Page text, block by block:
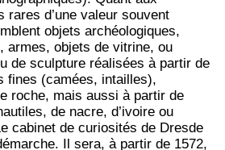
rares d’une valeur souvent
objets archéologiques,
armes, objets de vitrine, ou
de sculpture réalisées à partir de
fines (camées, intailles),
roche, mais aussi à partir de
de nacre, d’ivoire ou
cabinet de curiosités de Dresde
Il sera, à partir de 1572,